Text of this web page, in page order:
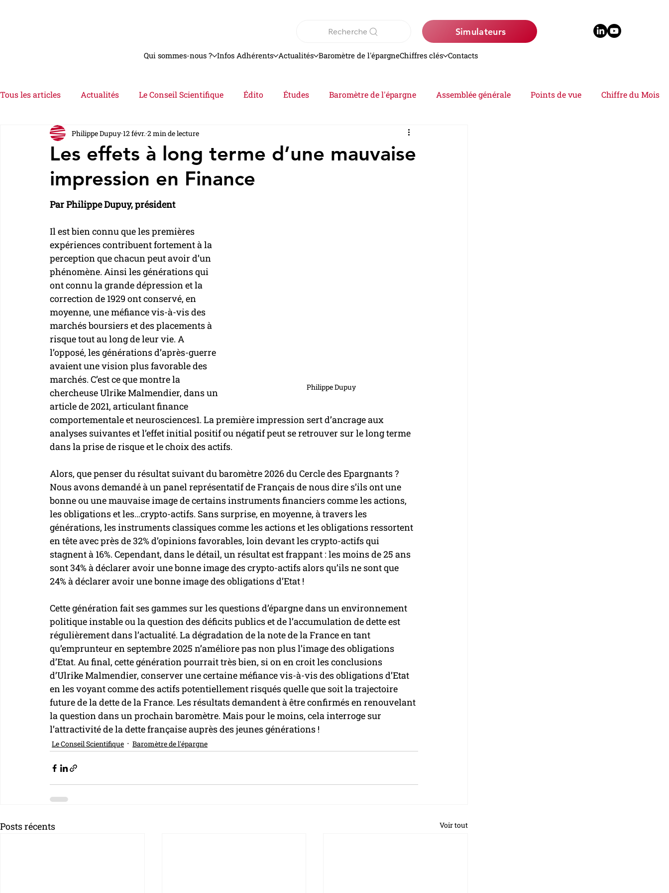
Recherche Simulateurs
Qui sommes-nous ? Infos Adhérents Actualités Baromètre de l'épargneChiffres clés Contacts
Tous les articles Actualités Le Conseil Scientifique Édito Études Baromètre de l'épargne Assemblée générale Points de vue Chiffre du Mois
Interviews Videos Le Dossier
Les effets à long terme d’une mauvaise
impression en Finance
Philippe Dupuy 12 févr. 2 min de lecture
Philippe Dupuy
Par Philippe Dupuy, président
Il est bien connu que les premières
expériences contribuent fortement à la
perception que chacun peut avoir d’un
phénomène. Ainsi les générations qui
ont connu la grande dépression et la
correction de 1929 ont conservé, en
moyenne, une méfiance vis-à-vis des
marchés boursiers et des placements à
risque tout au long de leur vie. A
l’opposé, les générations d’après-guerre
avaient une vision plus favorable des
marchés. C’est ce que montre la
chercheuse Ulrike Malmendier, dans un
article de 2021, articulant finance
comportementale et neurosciences1. La première impression sert d’ancrage aux
analyses suivantes et l’effet initial positif ou négatif peut se retrouver sur le long terme
dans la prise de risque et le choix des actifs.
Alors, que penser du résultat suivant du baromètre 2026 du Cercle des Epargnants ?
Nous avons demandé à un panel représentatif de Français de nous dire s’ils ont une
bonne ou une mauvaise image de certains instruments financiers comme les actions,
les obligations et les…crypto-actifs. Sans surprise, en moyenne, à travers les
générations, les instruments classiques comme les actions et les obligations ressortent
en tête avec près de 32% d’opinions favorables, loin devant les crypto-actifs qui
stagnent à 16%. Cependant, dans le détail, un résultat est frappant : les moins de 25 ans
sont 34% à déclarer avoir une bonne image des crypto-actifs alors qu’ils ne sont que
24% à déclarer avoir une bonne image des obligations d’Etat !
Cette génération fait ses gammes sur les questions d’épargne dans un environnement
politique instable ou la question des déficits publics et de l’accumulation de dette est
régulièrement dans l’actualité. La dégradation de la note de la France en tant
qu’emprunteur en septembre 2025 n’améliore pas non plus l’image des obligations
d’Etat. Au final, cette génération pourrait très bien, si on en croit les conclusions
d’Ulrike Malmendier, conserver une certaine méfiance vis-à-vis des obligations d’Etat
en les voyant comme des actifs potentiellement risqués quelle que soit la trajectoire
future de la dette de la France. Les résultats demandent à être confirmés en renouvelant
la question dans un prochain baromètre. Mais pour le moins, cela interroge sur
l’attractivité de la dette française auprès des jeunes générations !
Le Conseil Scientifique Baromètre de l'épargne
Posts récents Voir tout